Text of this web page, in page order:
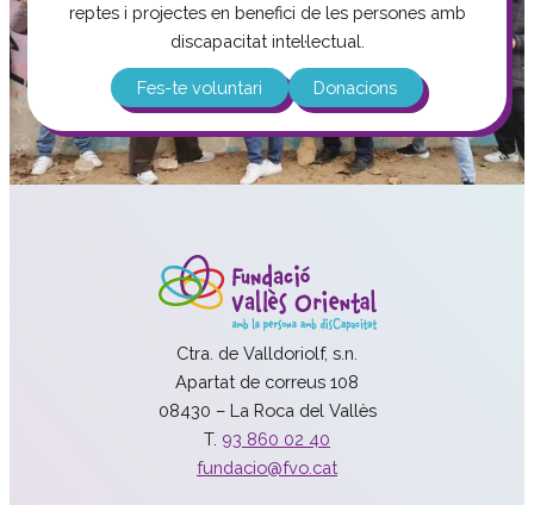
reptes i projectes en benefici de les persones amb
discapacitat intel·lectual.
Fes-te voluntari Donacions
Ctra. de Valldoriolf, s.n.
Apartat de correus 108
08430 – La Roca del Vallès
T. 93 860 02 40
fundacio@fvo.cat